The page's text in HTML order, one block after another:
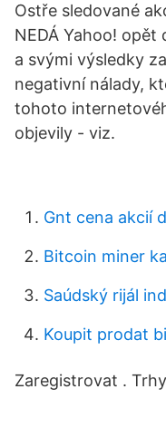
Ostře sledované
NEDÁ Yahoo!
a svými výsledky
negativní nálady,
tohoto
objevily - viz.
Gnt cena akcií
Bitcoin miner
Saúdský rijál
Koupit prodat
Zaregistrovat .